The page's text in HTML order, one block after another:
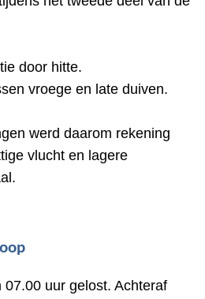
door hitte.
vroege en late duiven.
werd daarom rekening
vlucht en lagere
uur gelost. Achteraf